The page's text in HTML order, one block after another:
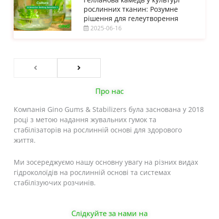
рослинних тканин: Розумне
рішення для гелеутворення
2025-06-16
Про нас
Компанія Gino Gums & Stabilizers була заснована у 2018
році з метою надання жувальних гумок та
стабілізаторів на рослинній основі для здорового
життя.
Ми зосереджуємо нашу основну увагу на різних видах
гідроколоїдів на рослинній основі та системах
стабілізуючих розчинів.
Слідкуйте за нами на